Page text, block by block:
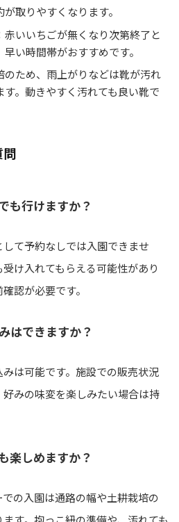
取りやすくなります。
赤いいちごが無くなり次第終了と
い時間帯がおすすめです。
のため、雨上がりなどは靴が汚れ
。動きやすく汚れても良い靴で
問
も行けますか？
て予約なしでは入園できませ
け入れてもらえる可能性があり
認が必要です。
はできますか？
は可能です。施設での販売状況
みの味変を楽しみたい場合は持
楽しめますか？
の入園は通路の幅や土耕栽培の